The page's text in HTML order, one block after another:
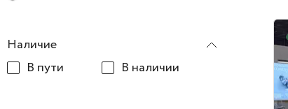
Наличие
В пути
В наличии